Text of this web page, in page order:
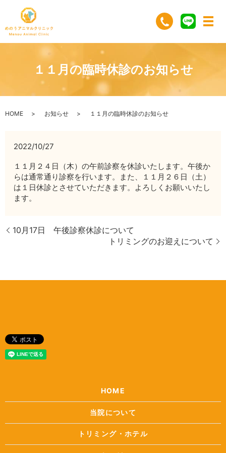
１１月の臨時休診のお知らせ
HOME お知らせ １１月の臨時休診のお知らせ
2022/10/27
１１月２４日（木）の午前診察を休診いたします。午後か
らは通常通り診察を行います。また、１１月２６日（土）
は１日休診とさせていただきます。よろしくお願いいたし
ます。
10月17日 午後診察休診について
トリミングのお迎えについて
HOME
当院について
トリミング・ホテル